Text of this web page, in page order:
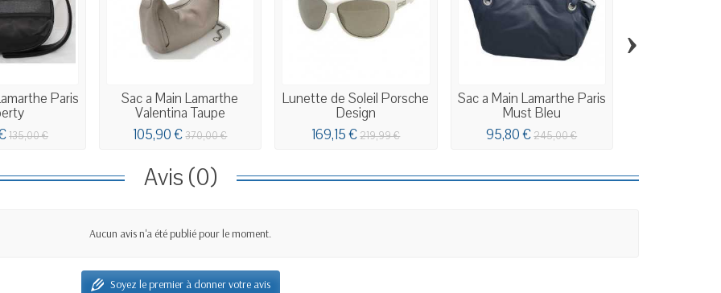
Paris
135,00 €
Sac a Main Lamarthe
Valentina Taupe
105,90 €370,00 €
Lunette de Soleil Porsche
Design
169,15 €219,99 €
Sac a Main Lamarthe Paris
Must Bleu
95,80 €245,00 €
›
Avis (0)
Aucun avis n'a été publié pour le moment.
Soyez le premier à donner votre avis